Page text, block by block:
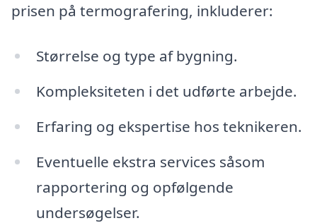
prisen på termografering, inkluderer:
Størrelse og type af bygning.
Kompleksiteten i det udførte arbejde.
Erfaring og ekspertise hos teknikeren.
Eventuelle ekstra services såsom
rapportering og opfølgende
undersøgelser.